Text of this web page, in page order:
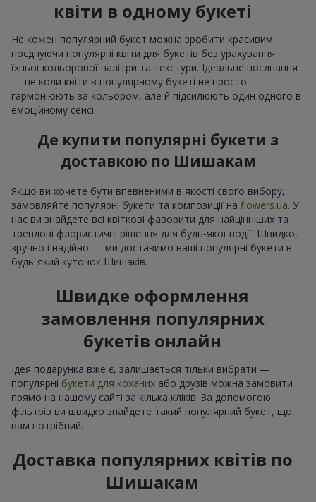
квіти в одному букеті
Не кожен популярний букет можна зробити красивим,
поєднуючи популярні квіти для букетів без урахування
їхньої кольорової палітри та текстури. Ідеальне поєднання
— це коли квіти в популярному букеті не просто
гармоніюють за кольором, але й підсилюють один одного в
емоційному сенсі.
Де купити популярні букети з
доставкою по Шишакам
Якщо ви хочете бути впевненими в якості свого вибору,
замовляйте популярні букети та композиції на flowers.ua. У
нас ви знайдете всі квіткові фаворити для найцінніших та
трендові флористичні рішення для будь-якої події. Швидко,
зручно і надійно — ми доставимо ваші популярні букети в
будь-який куточок Шишаків.
Швидке оформлення
замовлення популярних
букетів онлайн
Ідея подарунка вже є, залишається тільки вибрати —
популярні букети для коханих або друзів можна замовити
прямо на нашому сайті за кілька кліків. За допомогою
фільтрів ви швидко знайдете такий популярний букет, що
вам потрібний.
Доставка популярних квітів по
Шишакам